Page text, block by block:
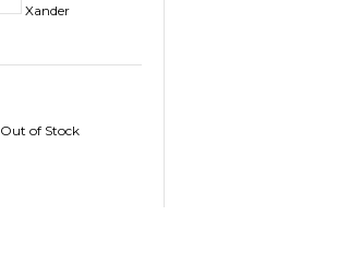
Xander
Out of Stock